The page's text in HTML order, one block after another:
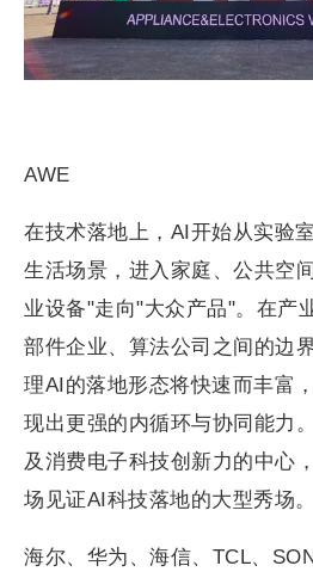
AWE
在技术落地上，AI开始从实验
生活场景，进入家庭、公共空
业设备"走向"大众产品"。在产
部件企业、算法公司之间的边
理AI的落地形态将快速而丰富
现出更强的内循环与协同能力
及消费电子科技创新力的中心
场见证AI科技落地的大型秀场。
海尔、华为、海信、TCL、